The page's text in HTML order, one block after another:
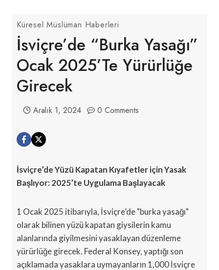
Küresel Müslüman Haberleri
İsviçre’de “Burka Yasağı”
Ocak 2025’te Yürürlüğe
Girecek
Aralık 1, 2024 0 Comments
İsviçre’de Yüzü Kapatan Kıyafetler için Yasak
Başlıyor: 2025’te Uygulama Başlayacak
1 Ocak 2025 itibarıyla, İsviçre’de "burka yasağı"
olarak bilinen yüzü kapatan giysilerin kamu
alanlarında giyilmesini yasaklayan düzenleme
yürürlüğe girecek. Federal Konsey, yaptığı son
açıklamada yasaklara uymayanların 1,000 İsviçre